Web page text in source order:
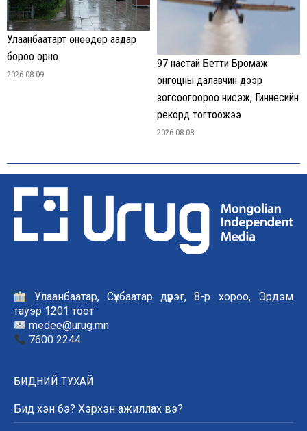
Улаанбаатарт өнөөдөр аадар
бороо орно
2026-08-09
97 настай Бетти Бромаж
онгоцны далавчин дээр
зогсоогоороо нисэж, Гиннесийн
рекорд тогтоожээ
2026-08-08
Улаанбаатар, Сүхбаатар дүүрэг, 8-р хороо, Эрдэм
тауэр 1201 тоот
medee@urug.mn
7600 2244
БИДНИЙ ТУХАЙ
Бид хэн бэ? Хэрхэн ажиллах вэ?